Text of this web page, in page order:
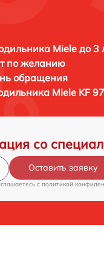
Miele до 3
по желанию
обращения
Miele KF
со
Оставить заявку
c политикой